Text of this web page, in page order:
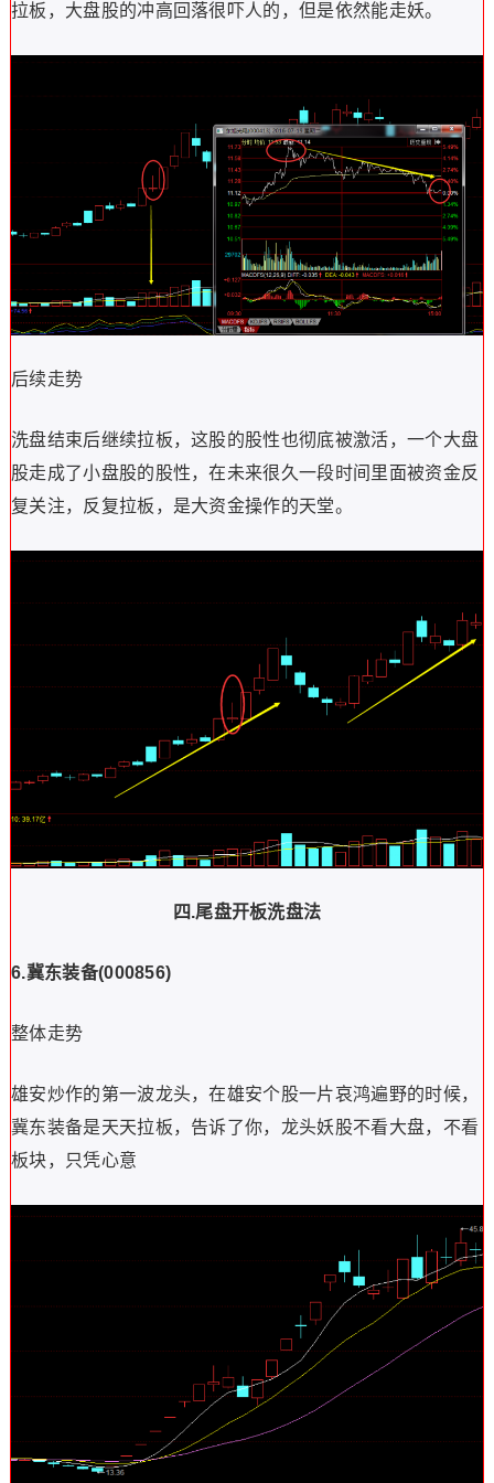
拉板，大盘股的冲高回落很吓人的，但是依然能走妖。
后续走势
洗盘结束后继续拉板，这股的股性也彻底被激活，一个大盘
股走成了小盘股的股性，在未来很久一段时间里面被资金反
复关注，反复拉板，是大资金操作的天堂。
四.尾盘开板洗盘法
6.冀东装备(000856)
整体走势
雄安炒作的第一波龙头，在雄安个股一片哀鸿遍野的时候，
冀东装备是天天拉板，告诉了你，龙头妖股不看大盘，不看
板块，只凭心意